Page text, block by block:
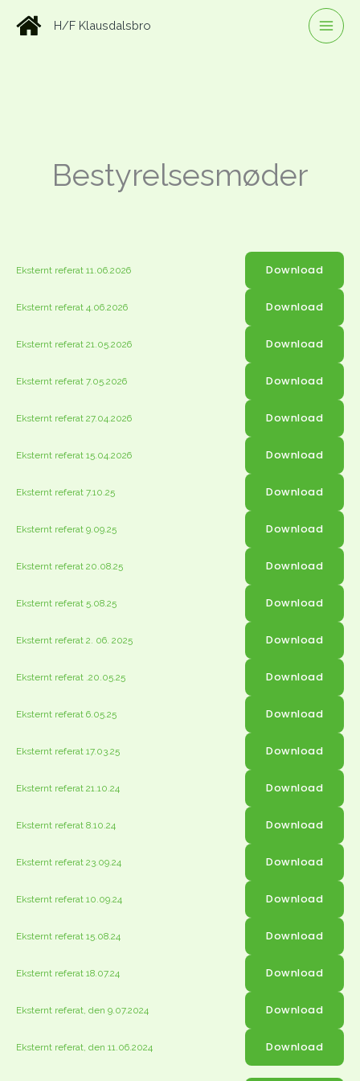
H/F Klausdalsbro
Bestyrelsesmøder
Eksternt referat 11.06.2026 Download
Eksternt referat 4.06.2026 Download
Eksternt referat 21.05.2026 Download
Eksternt referat 7.05.2026 Download
Eksternt referat 27.04.2026 Download
Eksternt referat 15.04.2026 Download
Eksternt referat 7.10.25 Download
Eksternt referat 9.09.25 Download
Eksternt referat 20.08.25 Download
Eksternt referat 5.08.25 Download
Eksternt referat 2. 06. 2025 Download
Eksternt referat .20.05.25 Download
Eksternt referat 6.05.25 Download
Eksternt referat 17.03.25 Download
Eksternt referat 21.10.24 Download
Eksternt referat 8.10.24 Download
Eksternt referat 23.09.24 Download
Eksternt referat 10.09.24 Download
Eksternt referat 15.08.24 Download
Eksternt referat 18.07.24 Download
Eksternt referat, den 9.07.2024 Download
Eksternt referat, den 11.06.2024 Download